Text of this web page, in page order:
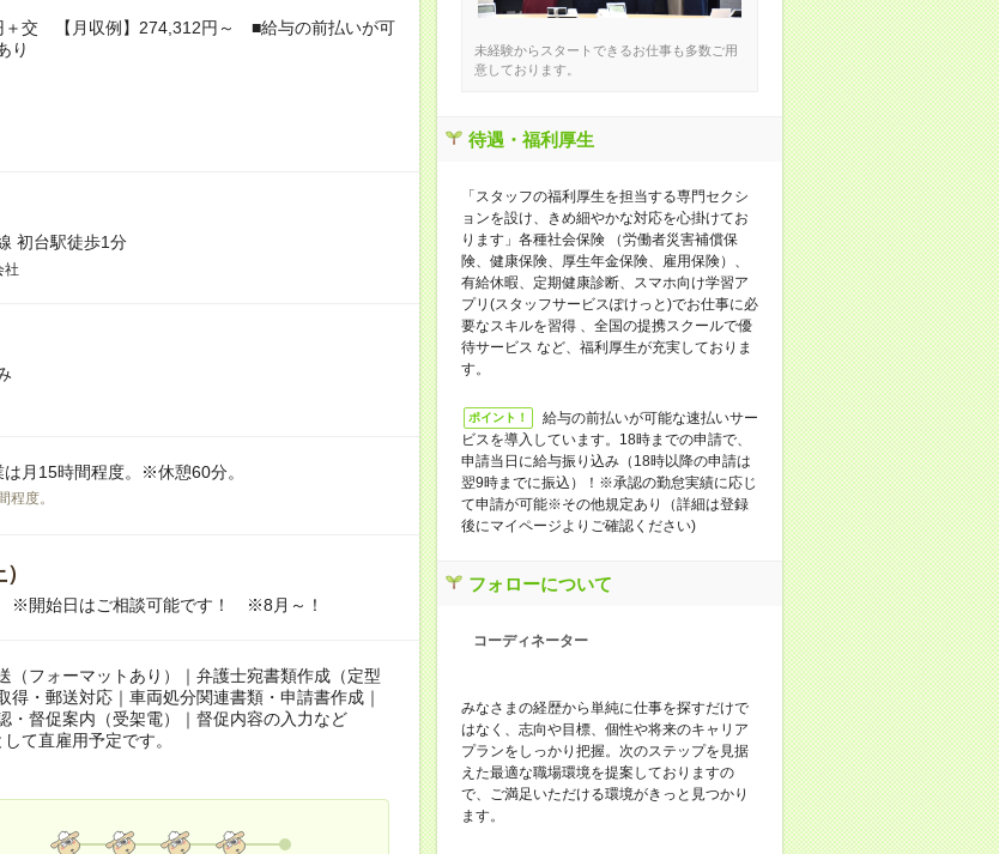
＋交 【月収例】274,312円～ ■給与の前払いが可
り
初台駅徒歩1分
社
月15時間程度。※休憩60分。
程度。
※開始日はご相談可能です！ ※8月～！
（フォーマットあり）｜弁護士宛書類作成（定型
得・郵送対応｜車両処分関連書類・申請書作成｜
・督促案内（受架電）｜督促内容の入力など
て直雇用予定です。
未経験からスタートできるお仕事も多数ご用
意しております。
待遇・福利厚生
「スタッフの福利厚生を担当する専門セクシ
ョンを設け、きめ細やかな対応を心掛けてお
ります」各種社会保険 （労働者災害補償保
険、健康保険、厚生年金保険、雇用保険）、
有給休暇、定期健康診断、スマホ向け学習ア
プリ(スタッフサービスぽけっと)でお仕事に必
要なスキルを習得 、全国の提携スクールで優
待サービス など、福利厚生が充実しておりま
す。
ポイント！
給与の前払いが可能な速払いサー
ビスを導入しています。18時までの申請で、
申請当日に給与振り込み（18時以降の申請は
翌9時までに振込）！※承認の勤怠実績に応じ
て申請が可能※その他規定あり（詳細は登録
後にマイページよりご確認ください)
フォローについて
コーディネーター
みなさまの経歴から単純に仕事を探すだけで
はなく、志向や目標、個性や将来のキャリア
プランをしっかり把握。次のステップを見据
えた最適な職場環境を提案しておりますの
で、ご満足いただける環境がきっと見つかり
ます。